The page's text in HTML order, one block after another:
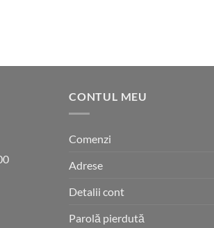
CONTUL MEU
Comenzi
Adrese
Detalii cont
Parolă pierdută